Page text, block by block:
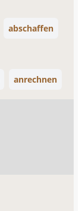
abschaffen
anrechnen